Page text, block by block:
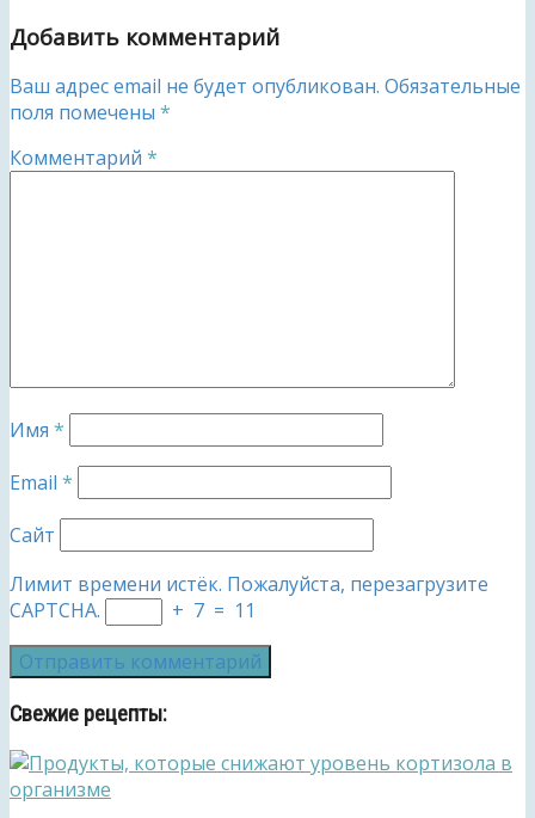
Добавить комментарий
Ваш адрес email не будет опубликован. Обязательные
поля помечены *
Комментарий *
Имя *
Email *
Сайт
Лимит времени истёк. Пожалуйста, перезагрузите
CAPTCHA.
+ 7 = 11
Свежие рецепты: